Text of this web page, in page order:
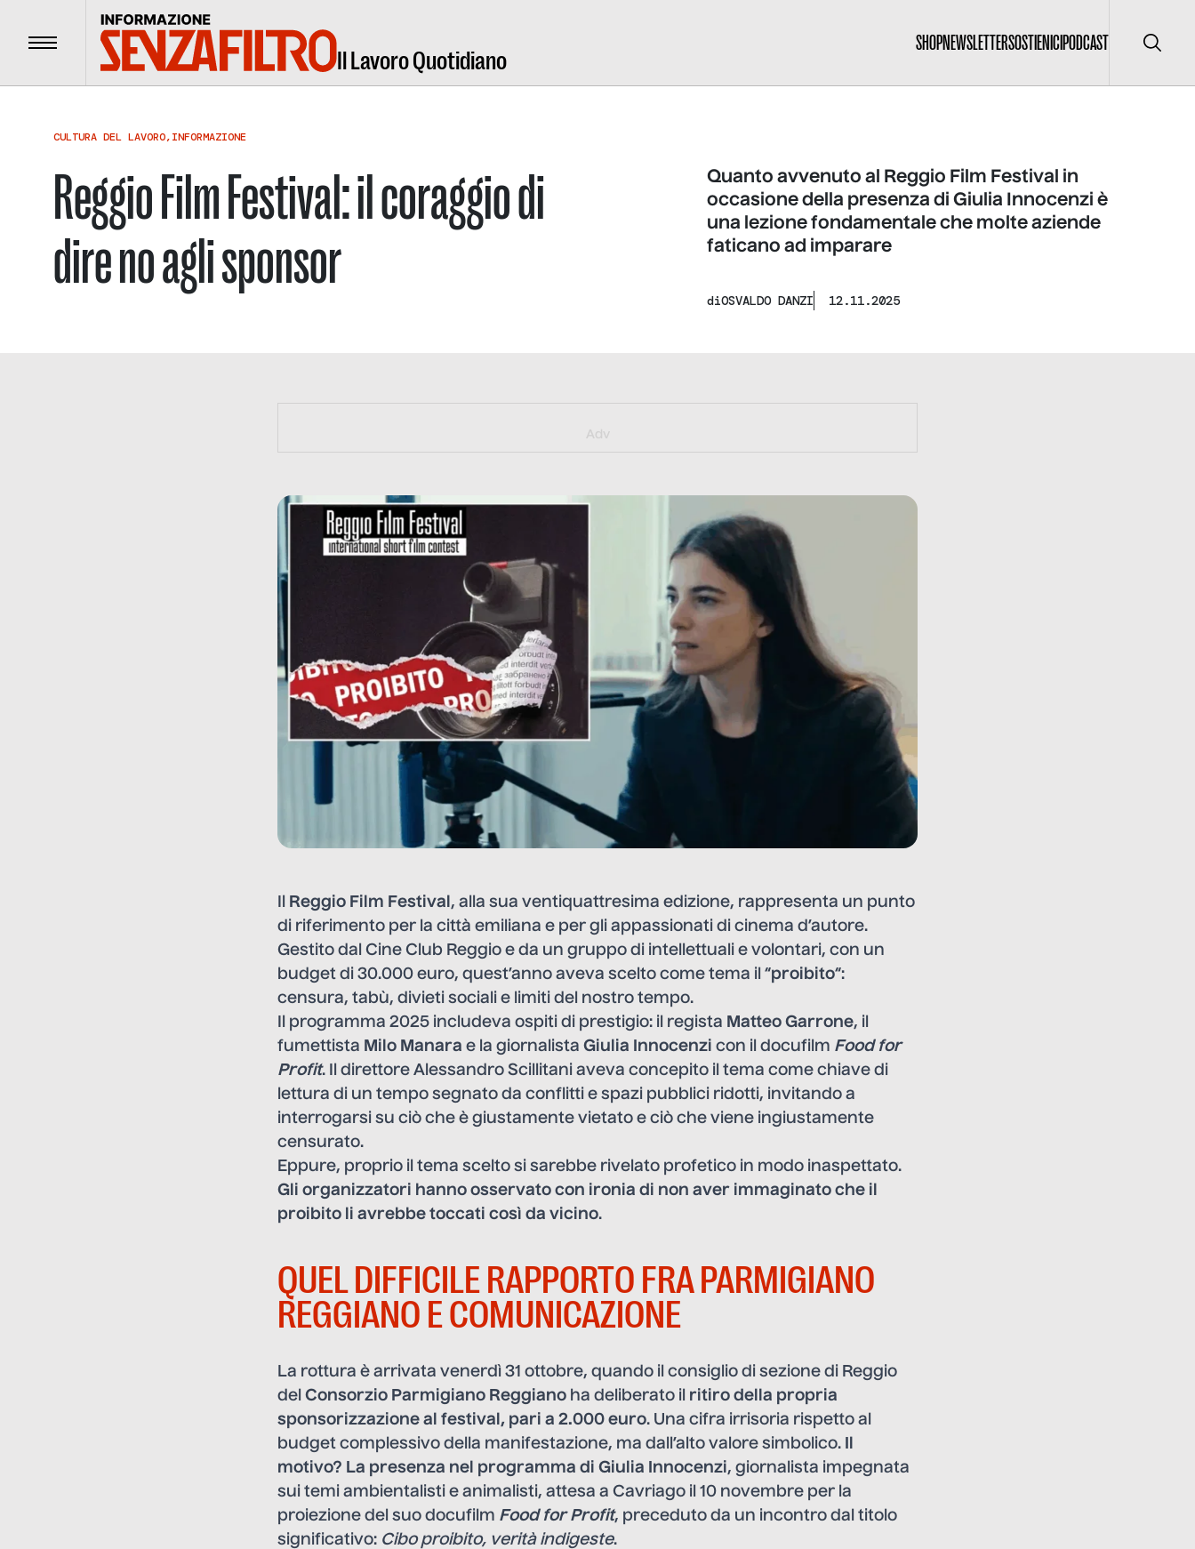
Menu Il Lavoro Quotidiano
SHOPNEWSLETTERSOSTIENICIPODCAST Cerca
CULTURA DEL LAVORO,INFORMAZIONE
Reggio Film Festival: il coraggio di
dire no agli sponsor
Quanto avvenuto al Reggio Film Festival in
occasione della presenza di Giulia Innocenzi è
una lezione fondamentale che molte aziende
faticano ad imparare
diOSVALDO DANZI 12.11.2025
Adv
Reggio Film Festival , alla sua ventiquattresima edizione, rappresenta un punto
di riferimento per la città emiliana e per gli appassionati di cinema d’autore.
Gestito dal Cine Club Reggio e da un gruppo di intellettuali e volontari, con un
budget di 30.000 euro, quest’anno aveva scelto come tema il “proibito“:
censura, tabù, divieti sociali e limiti del nostro tempo.
Il programma 2025 includeva ospiti di prestigio: il regista Matteo Garrone, il
fumettista Milo Manara e la giornalista Giulia Innocenzi con il docufilm Food for
Profit. Il direttore Alessandro Scillitani aveva concepito il tema come chiave di
lettura di un tempo segnato da conflitti e spazi pubblici ridotti, invitando a
interrogarsi su ciò che è giustamente vietato e ciò che viene ingiustamente
censurato.
Eppure, proprio il tema scelto si sarebbe rivelato profetico in modo inaspettato.
Gli organizzatori hanno osservato con ironia di non aver immaginato che il
proibito li avrebbe toccati così da vicino.
QUEL DIFFICILE RAPPORTO FRA PARMIGIANO
REGGIANO E COMUNICAZIONE
La rottura è arrivata venerdì 31 ottobre, quando il consiglio di sezione di Reggio
del Consorzio Parmigiano Reggiano ha deliberato il ritiro della propria
sponsorizzazione al festival, pari a 2.000 euro. Una cifra irrisoria rispetto al
budget complessivo della manifestazione, ma dall’alto valore simbolico.
motivo? La presenza nel programma di Giulia Innocenzi, giornalista impegnata
sui temi ambientalisti e animalisti, attesa a Cavriago il 10 novembre per la
proiezione del suo docufilm Food for Profit, preceduto da un incontro dal titolo
significativo: Cibo proibito, verità indigeste.